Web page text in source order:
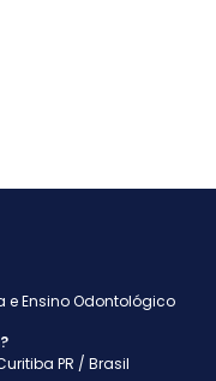
e Ensino Odontológico
PR / Brasil